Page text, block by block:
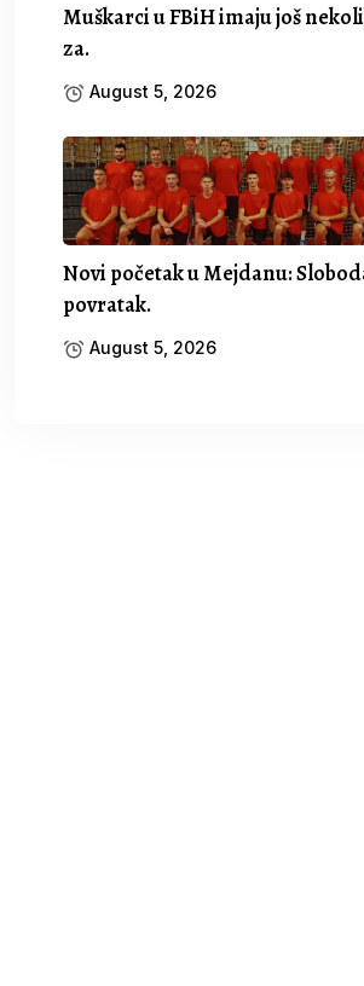
Muškarci u FBiH imaju još
za.
August 5, 2026
Novi početak u Mejdanu:
povratak.
August 5, 2026